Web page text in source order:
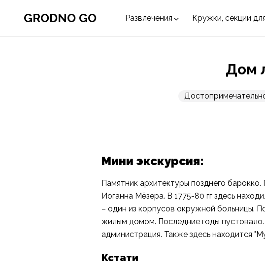
GRODNO GO Развлечения Кружки, секции
Дом
Мини экскурсия:
Памятник архитектуры позднего
Иоганна Мёзера. В 1775-80 гг здесь
– один из корпусов окружной больницы.
жилым домом. Последние годы
администрация. Также здесь находится
Кстати